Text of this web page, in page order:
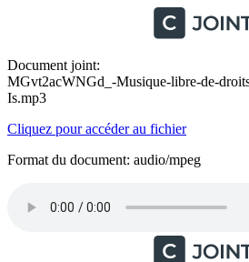
Document joint:
MGvt2acWNGd_-Musique-libre-de-
Is.mp3
Cliquez pour accéder au fichier
Format du document: audio/mpeg